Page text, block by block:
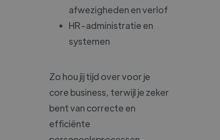
afwezigheden en verlof
HR-administratie en
systemen
Zo hou jij tijd over voor je
core business, terwijl je zeker
bent van correcte en
efficiënte